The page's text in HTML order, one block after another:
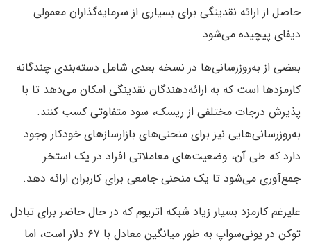
حاصل از ارائه نقدینگی برای بسیاری از سرمایه‌گذاران معمولی
دیفای پیچیده می‌شود.
بعضی از به‌روزرسانی‌ها در نسخه بعدی شامل دسته‌بندی چندگانه
کارمزدها است که به ارائه‌دهندگان نقدینگی امکان می‌دهد تا با
پذیرش درجات مختلفی از ریسک، سود متفاوتی کسب کنند.
به‌روزرسانی‌هایی نیز برای منحنی‌های بازارسازهای خودکار وجود
دارد که طی آن، وضعیت‌های معاملاتی افراد در یک استخر
جمع‌آوری می‌شود تا یک منحنی جامعی برای کاربران ارائه دهد.
علیرغم کارمزد بسیار زیاد شبکه اتریوم که در حال حاضر برای تبادل
توکن در یونی‌سواپ به طور میانگین معادل با ۶۷ دلار است، اما